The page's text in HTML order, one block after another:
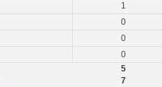
1
0
0
0
5
7